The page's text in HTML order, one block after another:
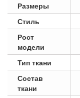
Размеры
Стиль
Рост
модели
Тип ткани
Состав
ткани